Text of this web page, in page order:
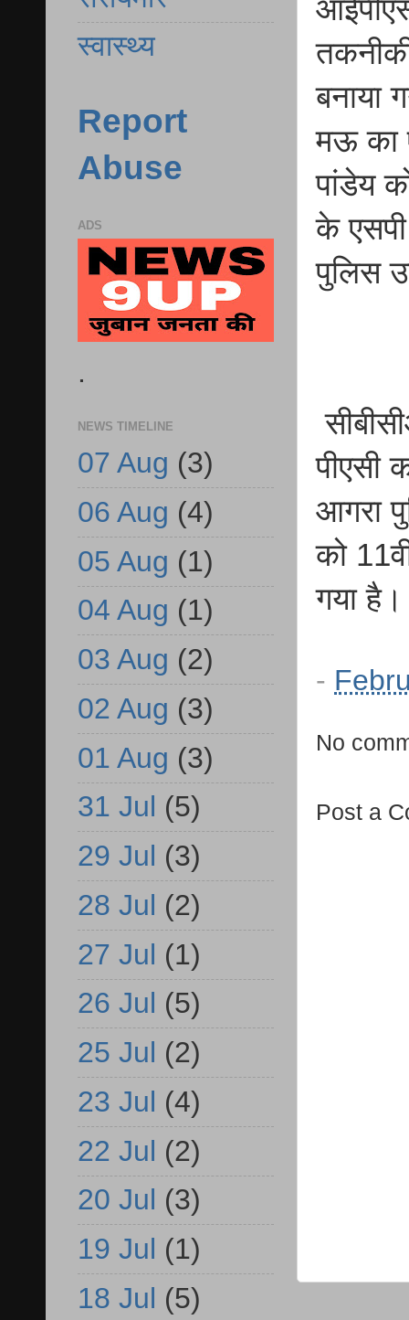
बनाया
मऊ का
पांडेय
के एसपी
पुलिस
पीएसी
आगरा
को
गया है।
-
No
Post a
स्वास्थ्य
Report
Abuse
ADS
.
NEWS TIMELINE
07 Aug (3)
06 Aug (4)
05 Aug (1)
04 Aug (1)
03 Aug (2)
02 Aug (3)
01 Aug (3)
31 Jul (5)
29 Jul (3)
28 Jul (2)
27 Jul (1)
26 Jul (5)
25 Jul (2)
23 Jul (4)
22 Jul (2)
20 Jul (3)
19 Jul (1)
18 Jul (5)